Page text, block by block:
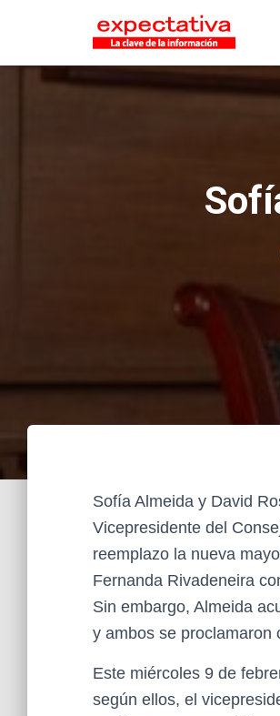
Sofía Almeida y David
Vicepresidente del
reemplazo la nueva
Fernanda Rivadeneira
Sin embargo, Almeida
y ambos se proclamaron
Este miércoles 9 de
según ellos, el